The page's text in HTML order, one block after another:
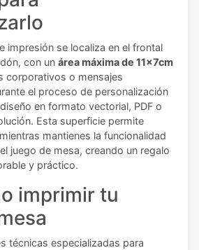
impresión se localiza en el frontal
con un área máxima de 11x7cm
corporativos o mensajes
el proceso de personalización
en formato vectorial, PDF o
Esta superficie permite
mantienes la funcionalidad
juego de mesa, creando un regalo
y práctico.
imprimir tu
técnicas especializadas para